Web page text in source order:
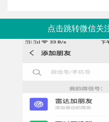
点击跳转微信关